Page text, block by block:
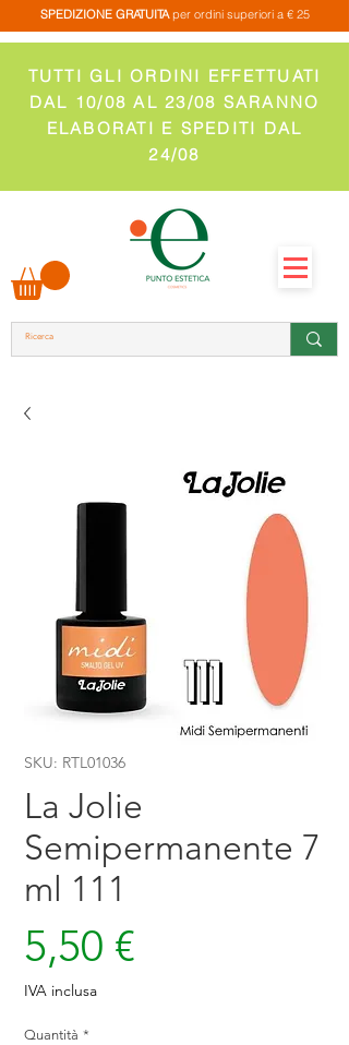
SPEDIZIONE GRATUITAper ordini superiori a € 25
TUTTI GLI ORDINI EFFETTUATI
DAL 10/08 AL 23/08 SARANNO
ELABORATI E SPEDITI DAL
24/08
SKU: RTL01036
La Jolie
Semipermanente 7
ml 111
5,50 €
IVA inclusa
Quantità *